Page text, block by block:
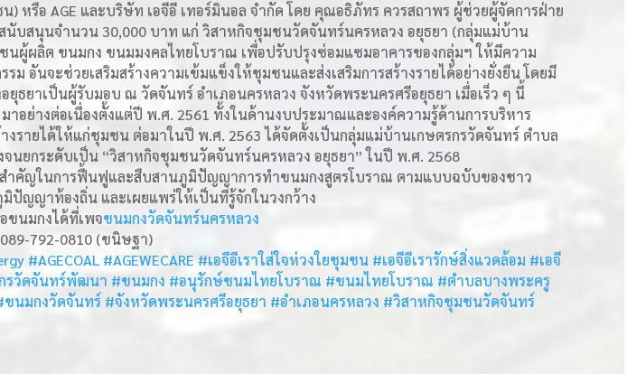
) หรือ AGE และบริษัท เอจีอี เทอร์มินอล จำกัด โดย คุณอธิภัทร ควรสถาพร ผู้ช่วยผู้จัดการฝ่าย
นับสนุนจำนวน 30,000 บาท แก่ วิสาหกิจชุมชนวัดจันทร์นครหลวง อยุธยา (กลุ่มแม่บ้าน
ผู้ผลิต ขนมกง ขนมมงคลไทยโบราณ เพื่อปรับปรุงซ่อมแซมอาคารของกลุ่มฯ ให้มีความ
ม อันจะช่วยเสริมสร้างความเข้มแข็งให้ชุมชนและส่งเสริมการสร้างรายได้อย่างยั่งยืน โดยมี
ธยาเป็นผู้รับมอบ ณ วัดจันทร์ อำเภอนครหลวง จังหวัดพระนครศรีอยุธยา เมื่อเร็ว ๆ นี้
ย่างต่อเนื่องตั้งแต่ปี พ.ศ. 2561 ทั้งในด้านงบประมาณและองค์ความรู้ด้านการบริหาร
างรายได้ให้แก่ชุมชน ต่อมาในปี พ.ศ. 2563 ได้จัดตั้งเป็นกลุ่มแม่บ้านเกษตรกรวัดจันทร์ ตำบล
นยกระดับเป็น “วิสาหกิจชุมชนวัดจันทร์นครหลวง อยุธยา” ในปี พ.ศ. 2568
ในการฟื้นฟูและสืบสานภูมิปัญญาการทำขนมกงสูตรโบราณ ตามแบบฉบับของชาว
ปัญญาท้องถิ่น และเผยแพร่ให้เป็นที่รู้จักในวงกว้าง
ขนมกงได้ที่เพจขนมกงวัดจันทร์นครหลวง
792-0810 (ขนิษฐา)
#AGECOAL #AGEWECARE #เอจีอีเราใส่ใจห่วงใยชุมชน #เอจีอีเรารักษ์สิ่งแวดล้อม #เอจี
รวัดจันทร์พัฒนา #ขนมกง #อนุรักษ์ขนมไทยโบราณ #ขนมไทยโบราณ #ตำบลบางพระครู
ขนมกงวัดจันทร์ #จังหวัดพระนครศรีอยุธยา #อำเภอนครหลวง #วิสาหกิจชุมชนวัดจันทร์